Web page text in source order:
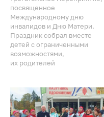
посвященное
Международному дню
инвалидов и Дню Матери.
Праздник собрал вместе
детей с ограниченными
возможностями,
их родителей